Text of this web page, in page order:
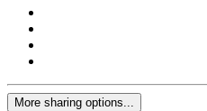
More sharing options...